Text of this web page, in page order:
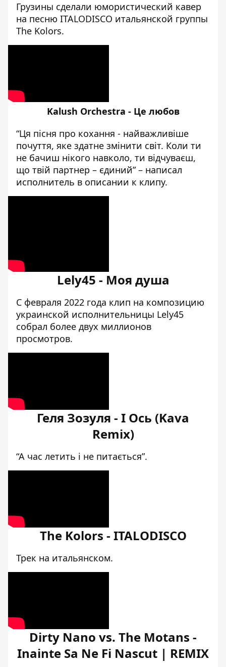
Грузины сделали юмористический кавер
на песню ITALODISCO итальянской группы
The Kolors.
Kalush Orchestra - Це любов
“Ця пісня про кохання - найважливіше
почуття, яке здатне змінити світ. Коли ти
не бачиш нікого навколо, ти відчуваєш,
що твій партнер – єдиний”– написал
исполнитель в описании к клипу.
Lely45 - Моя душа
С февраля 2022 года клип на композицию
украинской исполнительницы Lely45
собрал более двух миллионов
просмотров.
Геля Зозуля - І Ось (Kava
Remix)
“А час летить і не питається”.
The Kolors - ITALODISCO
Трек на итальянском.
Dirty Nano vs. The Motans -
Inainte Sa Ne Fi Nascut | REMIX